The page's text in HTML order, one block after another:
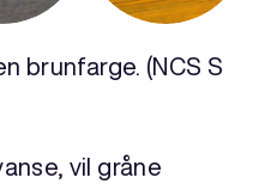
brunfarge. (NCS S
vil gråne